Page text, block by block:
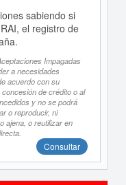
sabiendo si
el registro de
Impagadas
a necesidades
acuerdo con su
de crédito o al
y no se podrá
o reproducir, ni
ajena, o reutilizar en
Consultar